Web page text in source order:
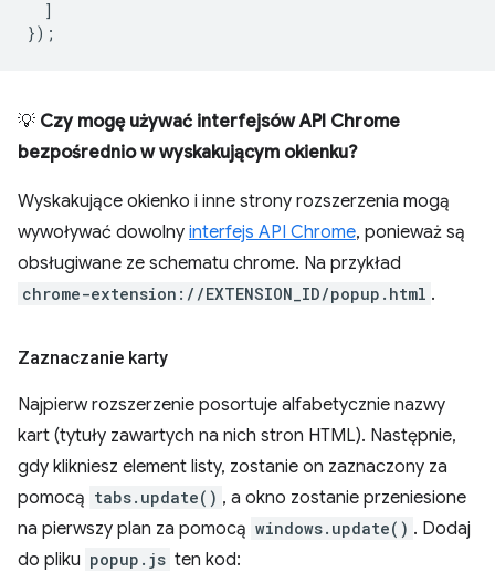
]
});
💡 Czy mogę używać interfejsów API Chrome
bezpośrednio w wyskakującym okienku?
Wyskakujące okienko i inne strony rozszerzenia mogą
wywoływać dowolny interfejs API Chrome, ponieważ są
obsługiwane ze schematu chrome. Na przykład
chrome-extension://EXTENSION_ID/popup.html .
Zaznaczanie karty
Najpierw rozszerzenie posortuje alfabetycznie nazwy
kart (tytuły zawartych na nich stron HTML). Następnie,
gdy klikniesz element listy, zostanie on zaznaczony za
pomocą tabs.update() , a okno zostanie przeniesione
na pierwszy plan za pomocą windows.update() . Dodaj
do pliku popup.js ten kod: